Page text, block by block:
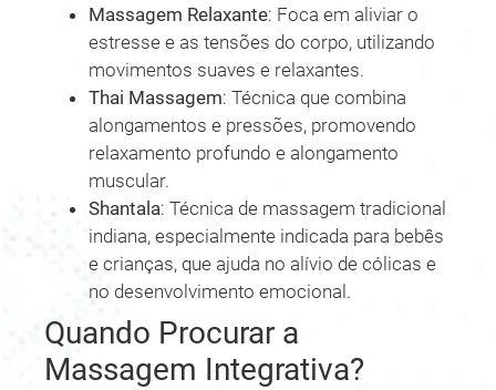
Massagem Relaxante: Foca em aliviar o
estresse e as tensões do corpo, utilizando
movimentos suaves e relaxantes.
Thai Massagem: Técnica que combina
alongamentos e pressões, promovendo
relaxamento profundo e alongamento
muscular.
Shantala: Técnica de massagem tradicional
indiana, especialmente indicada para bebês
e crianças, que ajuda no alívio de cólicas e
no desenvolvimento emocional.
Quando Procurar a
Massagem Integrativa?